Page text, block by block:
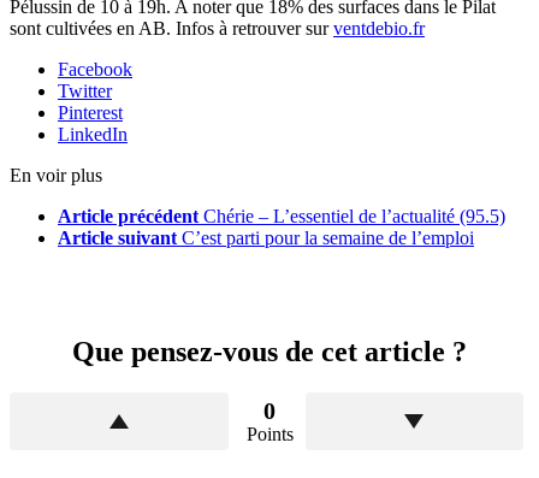
Pélussin de 10 à 19h. A noter que 18% des surfaces dans le Pilat
sont cultivées en AB. Infos à retrouver surventdebio.fr
Facebook
Twitter
Pinterest
LinkedIn
En voir plus
Article précédent Chérie – L’essentiel de l’actualité (95.5)
Article suivant C’est parti pour la semaine de l’emploi
Que pensez-vous de cet article ?
0
Points